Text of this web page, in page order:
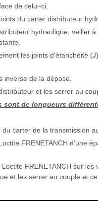
de celui-ci.
du carter distributeur
hydraulique, veiller
les joints d'étanchéité
inverse de la dépose.
et les serrer au
sont de longueurs
carter de la transmission
FRENETANCH d'une
FRENETANCH sur les
et les serrer au couple et